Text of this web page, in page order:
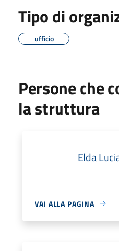
Tipo di
ufficio
Persone che
la struttura
Elda
VAI ALLA PAGINA